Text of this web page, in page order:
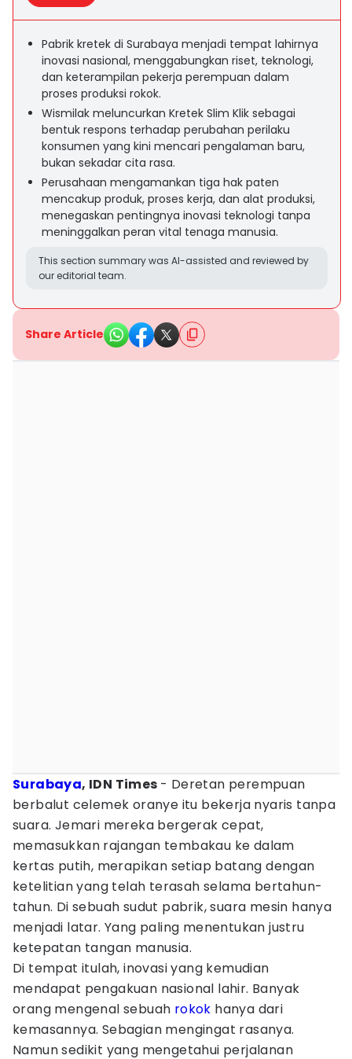
Pabrik kretek di Surabaya menjadi tempat lahirnya
inovasi nasional, menggabungkan riset, teknologi,
dan keterampilan pekerja perempuan dalam
proses produksi rokok.
Wismilak meluncurkan Kretek Slim Klik sebagai
bentuk respons terhadap perubahan perilaku
konsumen yang kini mencari pengalaman baru,
bukan sekadar cita rasa.
Perusahaan mengamankan tiga hak paten
mencakup produk, proses kerja, dan alat produksi,
menegaskan pentingnya inovasi teknologi tanpa
meninggalkan peran vital tenaga manusia.
This section summary was AI-assisted and reviewed by
our editorial team.
Share Article
Surabaya, IDN Times - Deretan perempuan
berbalut celemek oranye itu bekerja nyaris tanpa
suara. Jemari mereka bergerak cepat,
memasukkan rajangan tembakau ke dalam
kertas putih, merapikan setiap batang dengan
ketelitian yang telah terasah selama bertahun-
tahun. Di sebuah sudut pabrik, suara mesin hanya
menjadi latar. Yang paling menentukan justru
ketepatan tangan manusia.
Di tempat itulah, inovasi yang kemudian
mendapat pengakuan nasional lahir. Banyak
orang mengenal sebuah rokok hanya dari
kemasannya. Sebagian mengingat rasanya.
Namun sedikit yang mengetahui perjalanan